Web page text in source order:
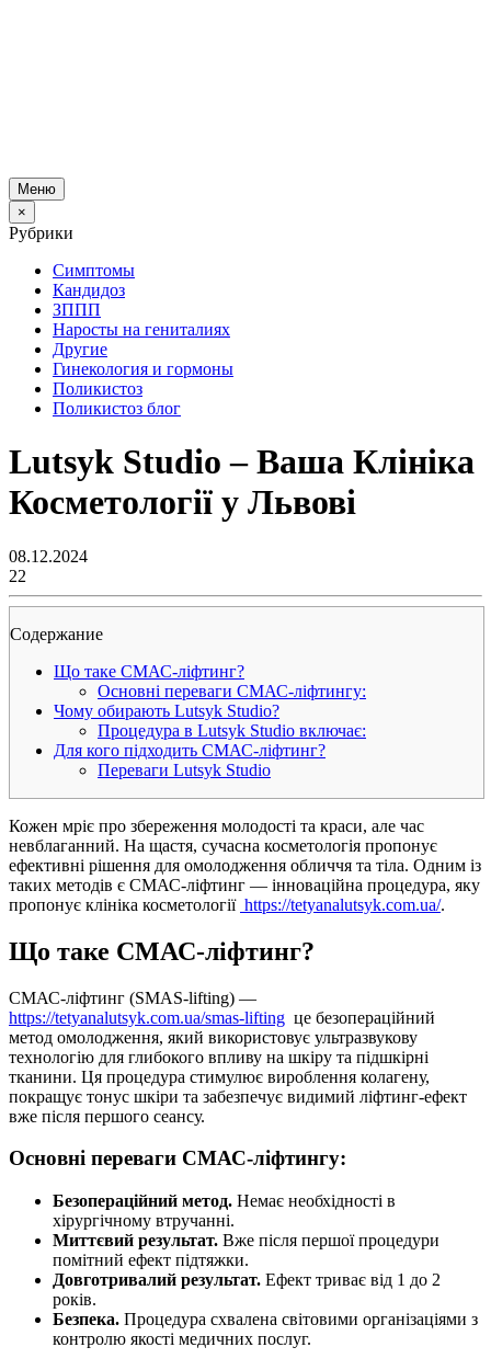
Меню
×
Рубрики
Симптомы
Кандидоз
ЗППП
Наросты на гениталиях
Другие
Гинекология и гормоны
Поликистоз
Поликистоз блог
Lutsyk Studio – Ваша Клініка
Косметології у Львові
08.12.2024
22
Содержание
Що таке СМАС-ліфтинг?
Основні переваги СМАС-ліфтингу:
Чому обирають Lutsyk Studio?
Процедура в Lutsyk Studio включає:
Для кого підходить СМАС-ліфтинг?
Переваги Lutsyk Studio
Кожен мріє про збереження молодості та краси, але час
невблаганний. На щастя, сучасна косметологія пропонує
ефективні рішення для омолодження обличчя та тіла. Одним із
таких методів є СМАС-ліфтинг — інноваційна процедура, яку
пропонує клініка косметології https://tetyanalutsyk.com.ua/.
Що таке СМАС-ліфтинг?
СМАС-ліфтинг (SMAS-lifting) —
https://tetyanalutsyk.com.ua/smas-lifting це безопераційний
метод омолодження, який використовує ультразвукову
технологію для глибокого впливу на шкіру та підшкірні
тканини. Ця процедура стимулює вироблення колагену,
покращує тонус шкіри та забезпечує видимий ліфтинг-ефект
вже після першого сеансу.
Основні переваги СМАС-ліфтингу:
Безопераційний метод. Немає необхідності в
хірургічному втручанні.
Миттєвий результат. Вже після першої процедури
помітний ефект підтяжки.
Довготривалий результат. Ефект триває від 1 до 2
років.
Безпека. Процедура схвалена світовими організаціями з
контролю якості медичних послуг.